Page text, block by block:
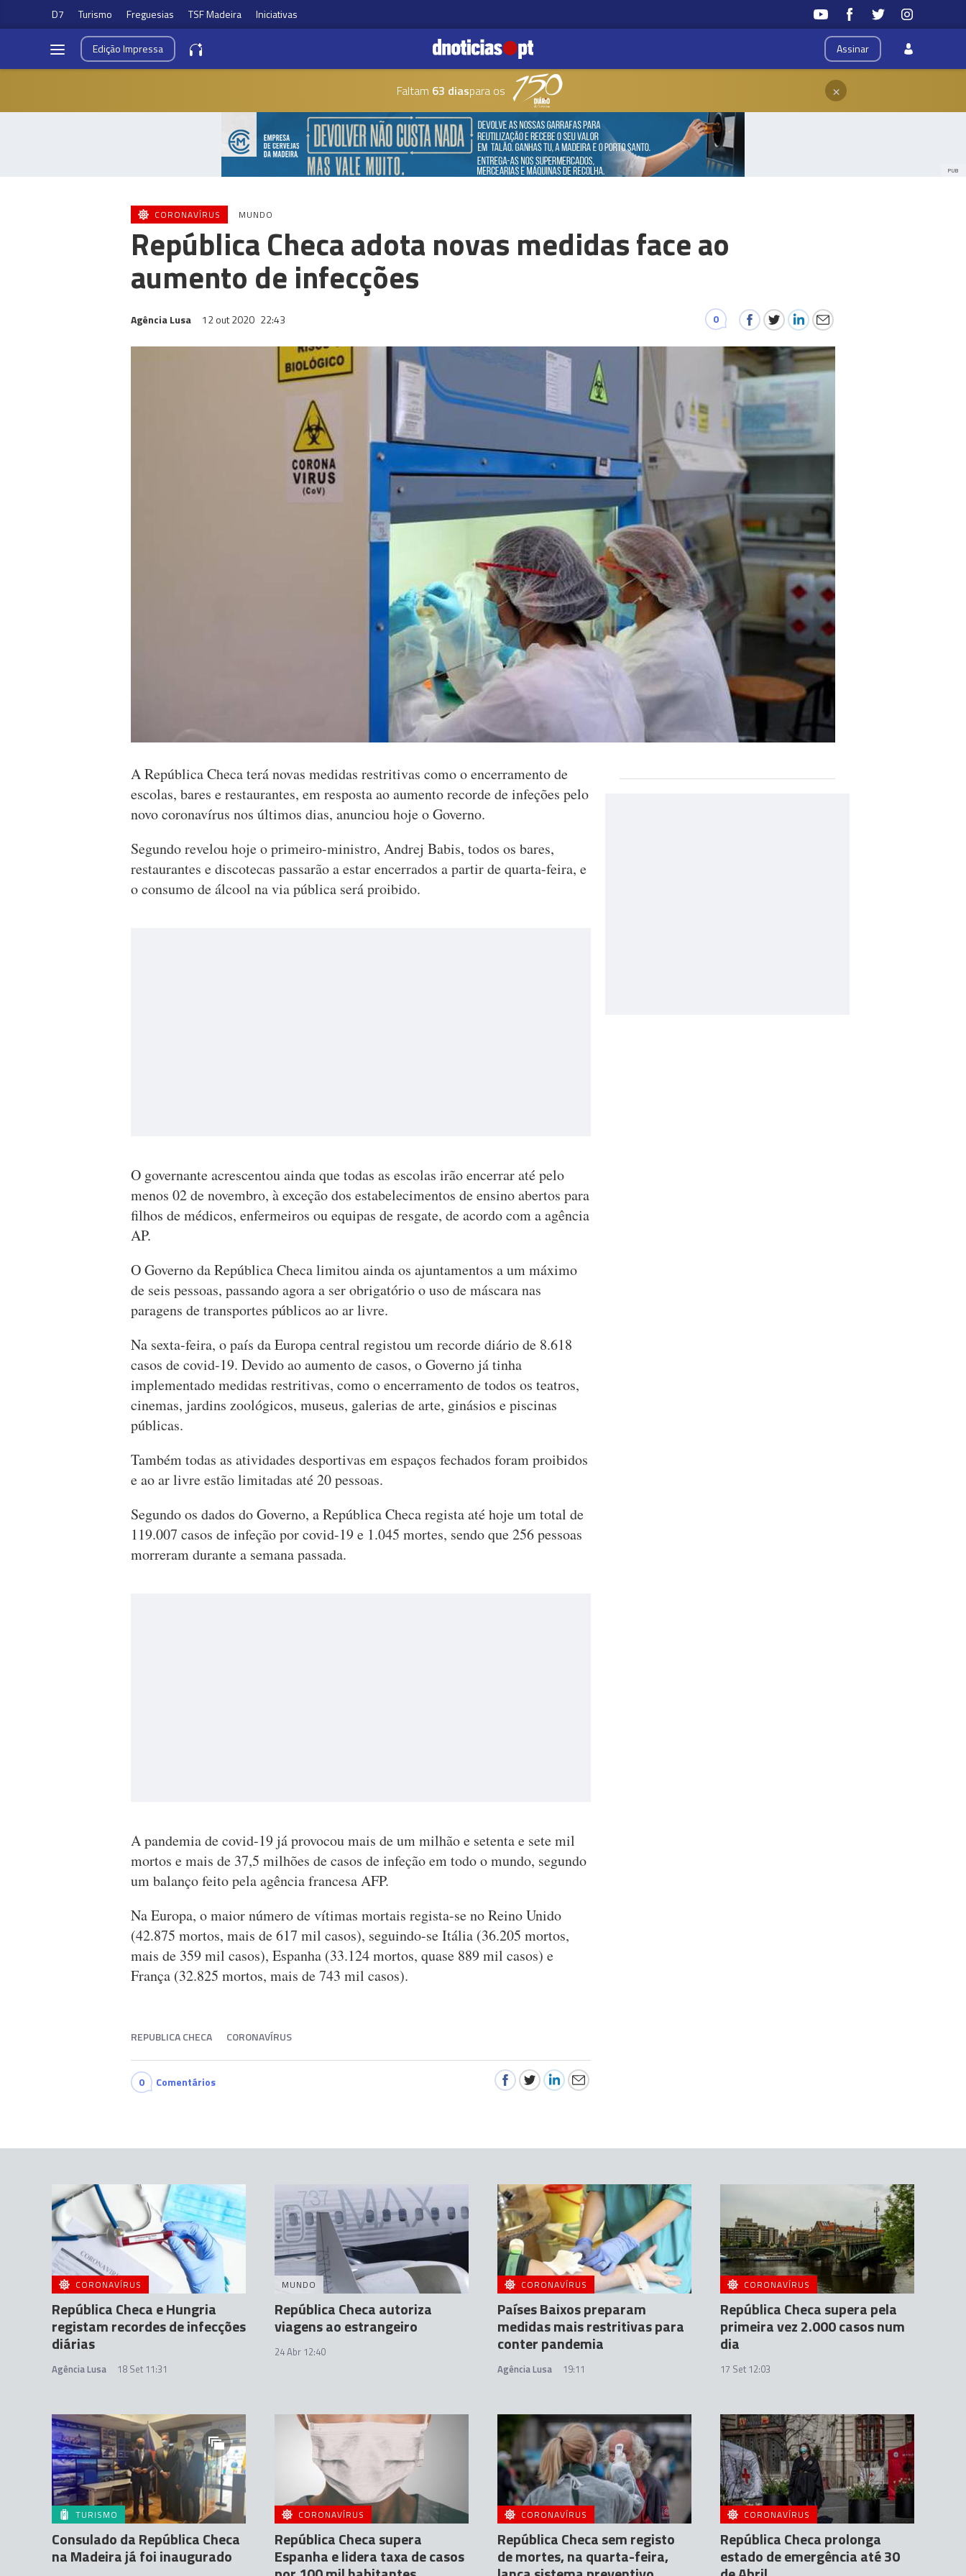
D7 Turismo Freguesias TSF Madeira Iniciativas
Assinar
EdiçãoImpressa
Faltam 63 diaspara os ×
PUB
CORONAVÍRUS MUNDO
República Checa adota novas medidas face ao
aumento de infecções
Agência Lusa 12 out 2020 22:43 0
A República Checa terá novas medidas restritivas como o encerramento de
escolas, bares e restaurantes, em resposta ao aumento recorde de infeções pelo
novo coronavírus nos últimos dias, anunciou hoje o Governo.
Segundo revelou hoje o primeiro-ministro, Andrej Babis, todos os bares,
restaurantes e discotecas passarão a estar encerrados a partir de quarta-feira, e
o consumo de álcool na via pública será proibido.
O governante acrescentou ainda que todas as escolas irão encerrar até pelo
menos 02 de novembro, à exceção dos estabelecimentos de ensino abertos para
filhos de médicos, enfermeiros ou equipas de resgate, de acordo com a agência
AP.
O Governo da República Checa limitou ainda os ajuntamentos a um máximo
de seis pessoas, passando agora a ser obrigatório o uso de máscara nas
paragens de transportes públicos ao ar livre.
Na sexta-feira, o país da Europa central registou um recorde diário de 8.618
casos de covid-19. Devido ao aumento de casos, o Governo já tinha
implementado medidas restritivas, como o encerramento de todos os teatros,
cinemas, jardins zoológicos, museus, galerias de arte, ginásios e piscinas
públicas.
Também todas as atividades desportivas em espaços fechados foram proibidos
e ao ar livre estão limitadas até 20 pessoas.
Segundo os dados do Governo, a República Checa regista até hoje um total de
119.007 casos de infeção por covid-19 e 1.045 mortes, sendo que 256 pessoas
morreram durante a semana passada.
A pandemia de covid-19 já provocou mais de um milhão e setenta e sete mil
mortos e mais de 37,5 milhões de casos de infeção em todo o mundo, segundo
um balanço feito pela agência francesa AFP.
Na Europa, o maior número de vítimas mortais regista-se no Reino Unido
(42.875 mortos, mais de 617 mil casos), seguindo-se Itália (36.205 mortos,
mais de 359 mil casos), Espanha (33.124 mortos, quase 889 mil casos) e
França (32.825 mortos, mais de 743 mil casos).
REPUBLICA CHECA CORONAVÍRUS
0 Comentários
CORONAVÍRUS
República Checa e Hungria
registam recordes de infecções
diárias
Agência Lusa 18 Set 11:31
MUNDO
República Checa autoriza
viagens ao estrangeiro
24 Abr 12:40
CORONAVÍRUS
Países Baixos preparam
medidas mais restritivas para
conter pandemia
Agência Lusa 19:11
CORONAVÍRUS
República Checa supera pela
primeira vez 2.000 casos num
dia
17 Set 12:03
TURISMO
Consulado da República Checa
na Madeira já foi inaugurado
CORONAVÍRUS
República Checa supera
Espanha e lidera taxa de casos
CORONAVÍRUS
República Checa sem registo
de mortes, na quarta-feira,
CORONAVÍRUS
República Checa prolonga
estado de emergência até 30